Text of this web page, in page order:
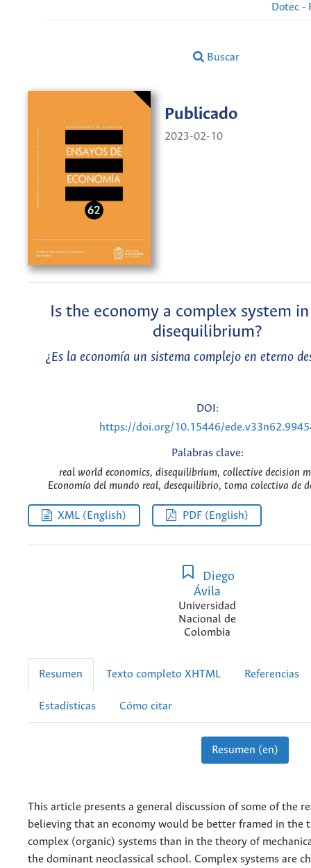
Dotec -
Buscar
Publicado
2023-02-10
Is the economy a complex system
disequilibrium?
¿Es la economía un sistema complejo en eterno
DOI:
https://doi.org/10.15446/
Palabras clave:
real world economics, disequilibrium, collective decision
Economía del mundo real, desequilibrio, toma colectiva de
XML (English) PDF (English)
Diego
Ávila
Universidad
Nacional de
Colombia
Resumen Texto completo XHTML Referencias
Estadísticas Cómo citar
Resumen (en)
This article presents a general discussion of some of the
believing that an economy would be better framed in the
complex (organic) systems than in the theory of
the dominant neoclassical school. Complex systems are